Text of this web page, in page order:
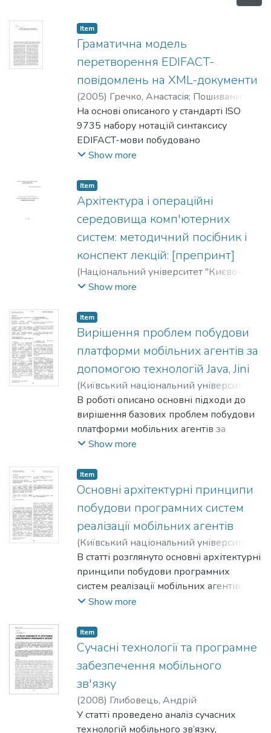
Item
Граматична модель
перетворення EDIFACT-
повідомлень на XML-документи
(2005) Гречко, Анастасія; Пошиваник,
Денис
На основі описаного у стандарті ISO
9735 набору нотацій синтаксису
EDIFACT-мови побудовано
контекстно-вільну граматику для
Розроблено механізм перетво­рення
дерева граматичного розбору EDIFACT-
повідомлення на відповідні XML-схему і
XML-повідом­лення, погоджений з
описаними у стандарті ISO/TS
20625:2002 правилами генерації XML-
схем.
Show more
Item
Архітектура і операційні
середовища комп'ютерних
систем: методичний посібник і
конспект лекцій: [препринт]
(Національний університет "Києво-
Могилянська академія". Факультет
технологій
Анатолій;Кислоокий, Володимир;
Синявський, Олександр
Show more
Item
Вирішення проблем побудови
платформи мобільних агентів за
допомогою технологій Java, Jini
(Київський національний університет
імені Тараса Шевченка,2008)
Глибовець, Андрій; Гороховський,
Семен;Жаб'юк, В.
В роботі описано основні підходи до
вирішення базових проблем побудови
платформи мобільних агентів за
допомогою технологій Java, Jini.
Show more
Item
Основні архітектурні принципи
побудови програмних систем
реалізації мобільних агентів
(Київський національний університет
імені Тараса Шевченка,2008)Анісімов,
Анатолій;Глибовець, Андрій;Жаб'юк, В.
В статті розглянуто основні архітектурні
принципи побудови програмних
систем реалізації мобільних агентів.
Проведено порівняльний аналіз
обчислювальних мобільних агентів.
Визначено базові вимоги до
архітектури програмних систем такого
типу.
Show more
Item
Сучасні технології та програмне
забезпечення мобільного
зв'язку
(2008) Глибовець, Андрій
У статті проведено аналіз сучасних
технологій мобільного зв’язку,